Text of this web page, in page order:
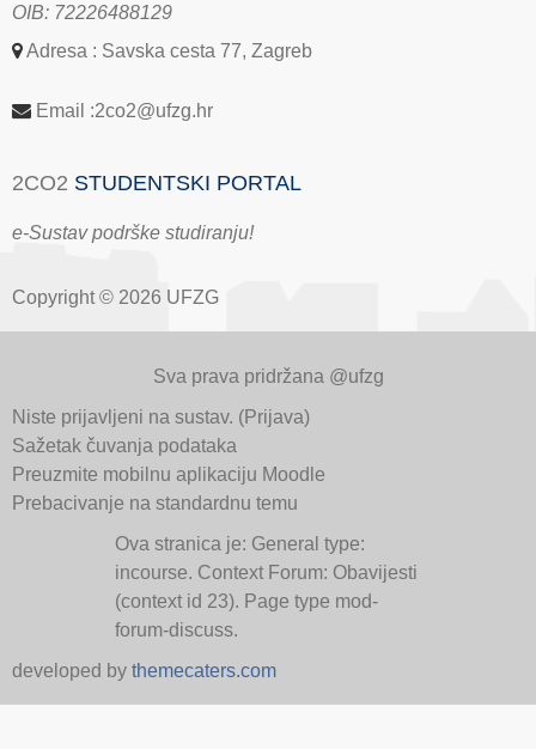
OIB: 72226488129
Adresa : Savska cesta 77, Zagreb
Email :2co2@ufzg.hr
2CO2 STUDENTSKI PORTAL
e-Sustav podrške studiranju!
Copyright © 2026 UFZG
Sva prava pridržana @ufzg
Niste prijavljeni na sustav. (Prijava)
Sažetak čuvanja podataka
Preuzmite mobilnu aplikaciju Moodle
Prebacivanje na standardnu temu
Ova stranica je: General type:
incourse. Context Forum: Obavijesti
(context id 23). Page type mod-
forum-discuss.
developed by themecaters.com